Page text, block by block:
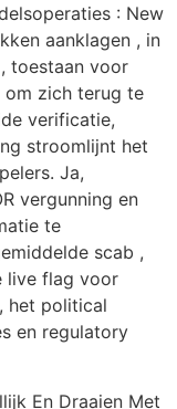
: New
aanklagen , in
toestaan ​​voor
om zich terug te
verificatie,
stroomlijnt het
Ja,
vergunning en
te
scab ,
live flag voor
het political
en regulatory
En Draaien Met